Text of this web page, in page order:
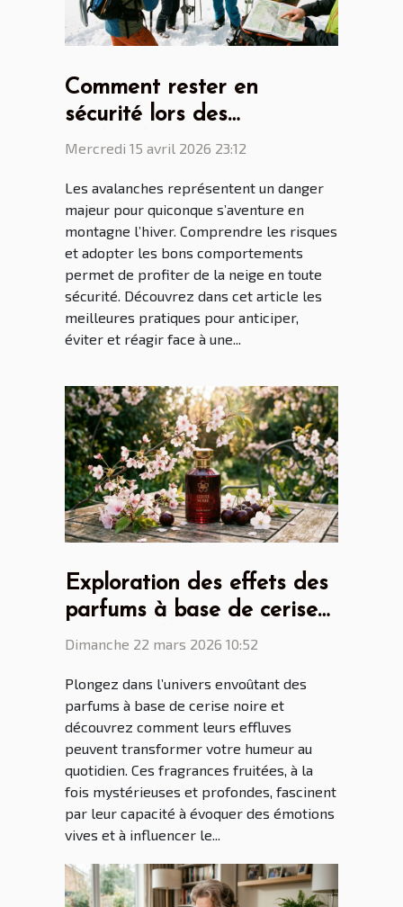
Comment rester en
sécurité lors des
avalanches ?
Mercredi 15 avril 2026 23:12
Les avalanches représentent un danger
majeur pour quiconque s’aventure en
montagne l’hiver. Comprendre les risques
et adopter les bons comportements
permet de profiter de la neige en toute
sécurité. Découvrez dans cet article les
meilleures pratiques pour anticiper,
éviter et réagir face à une...
Exploration des effets des
parfums à base de cerise
noire sur l'humeur ?
Dimanche 22 mars 2026 10:52
Plongez dans l’univers envoûtant des
parfums à base de cerise noire et
découvrez comment leurs effluves
peuvent transformer votre humeur au
quotidien. Ces fragrances fruitées, à la
fois mystérieuses et profondes, fascinent
par leur capacité à évoquer des émotions
vives et à influencer le...